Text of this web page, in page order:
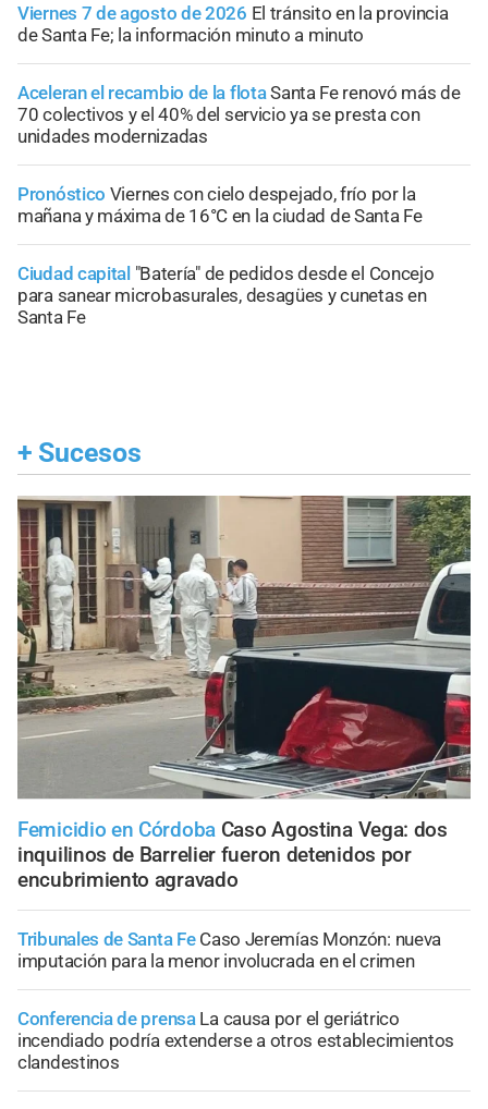
Viernes 7 de agosto de 2026 El tránsito en la provincia
de Santa Fe; la información minuto a minuto
Aceleran el recambio de la flotaSanta Fe renovó más de
70 colectivos y el 40% del servicio ya se presta con
unidades modernizadas
Pronóstico Viernes con cielo despejado, frío por la
mañana y máxima de 16°C en la ciudad de Santa Fe
Ciudad capital "Batería" de pedidos desde el Concejo
para sanear microbasurales, desagües y cunetas en
Santa Fe
+ Sucesos
Femicidio en Córdoba Caso Agostina Vega: dos
inquilinos de Barrelier fueron detenidos por
encubrimiento agravado
Tribunales de Santa Fe Caso Jeremías Monzón: nueva
imputación para la menor involucrada en el crimen
Conferencia de prensa La causa por el geriátrico
incendiado podría extenderse a otros establecimientos
clandestinos